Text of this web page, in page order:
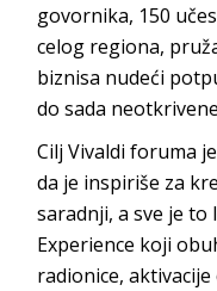
govornika, 150
celog regiona,
biznisa nudeći
do sada
Cilj Vivaldi foruma
da je inspiriše za
saradnji, a sve je to
Experience koji
radionice,